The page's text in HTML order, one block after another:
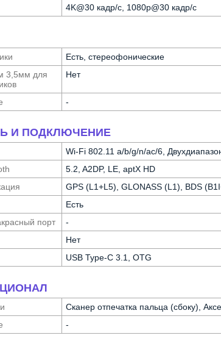
4K@30 кадр/с, 1080p@30 кадр/с
Есть, стереофонические
3,5мм для
Нет
-
И ПОДКЛЮЧЕНИЕ
Wi-Fi 802.11 a/b/g/n/ac/6,
5.2, A2DP, LE, aptX HD
GPS (L1+L5), GLONASS (L1), BDS
Есть
порт
-
Нет
USB Type-C 3.1, OTG
Сканер отпечатка пальца (сбоку),
-